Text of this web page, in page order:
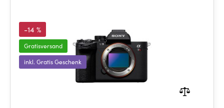
-14 %
Gratisversand
inkl. Gratis Geschenk